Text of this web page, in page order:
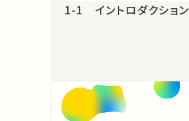
1-1 イントロダクション